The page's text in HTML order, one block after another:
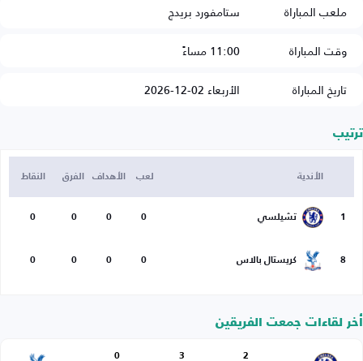
ملعب المباراة
ستامفورد بريدج
وقت المباراة
11:00 مساءً
تاريخ المباراة
الأربعاء 02-12-2026
ترتيب
الأندية لعب الأهداف الفرق النقاط
1 تشيلسي 0
0
0
0
8 كريستال بالاس 0
0
0
0
أخر لقاءات جمعت الفريقين
2
3
0